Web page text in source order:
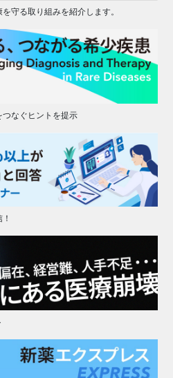
守る取り組みを紹介します。
なぐヒントを提示